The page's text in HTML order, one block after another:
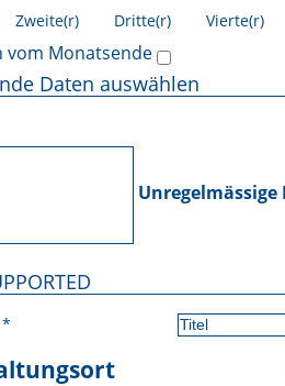
Zweite(r) Dritte(r) Vierte(r)
vom Monatsende
Daten auswählen
*